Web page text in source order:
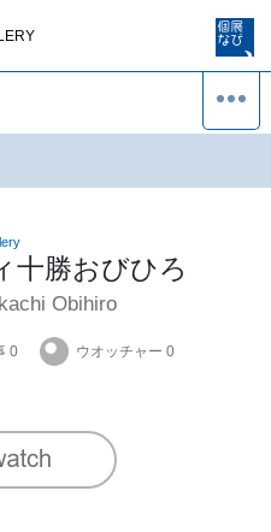
十勝おびひろ
Obihiro
0 ウオッチャー 0